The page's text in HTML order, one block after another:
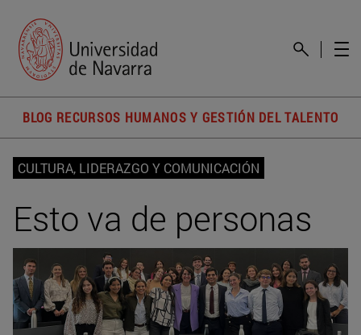
BLOG RECURSOS HUMANOS Y GESTIÓN DEL TALENTO
CULTURA, LIDERAZGO Y COMUNICACIÓN
Esto va de personas